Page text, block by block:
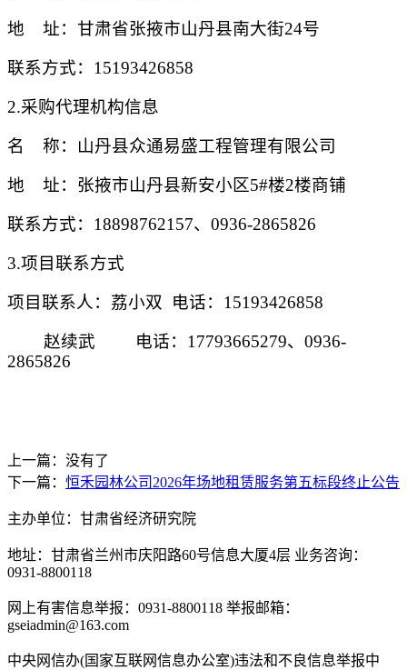
地 址：甘肃省张掖市山丹县南大街24号
联系方式： 15193426858
2.采购代理机构信息
名 称：山丹县众通易盛工程管理有限公司
地 址：张掖市山丹县新安小区5#楼2楼商铺
联系方式： 18898762157、 0936-2865826
3.项目联系方式
项目联系人： 荔小双 电话： 15193426858
赵续武 电话： 17793665279、0936-
2865826
上一篇：没有了
下一篇： 恒禾园林公司2026年场地租赁服务第五标段终止公告
主办单位：甘肃省经济研究院
地址：甘肃省兰州市庆阳路60号信息大厦4层 业务咨询：
0931-8800118
网上有害信息举报：0931-8800118 举报邮箱：
gseiadmin@163.com
中央网信办(国家互联网信息办公室)违法和不良信息举报中